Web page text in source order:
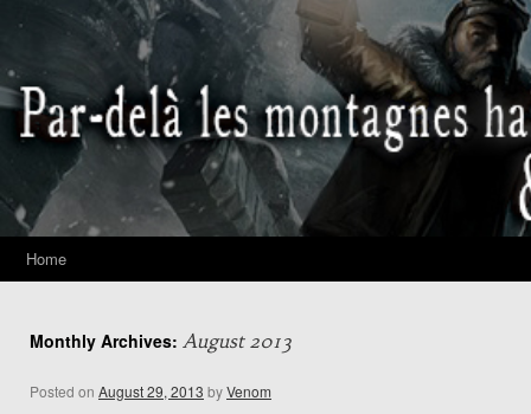
Home
Monthly Archives: August 2013
Posted on August 29, 2013 byVenom